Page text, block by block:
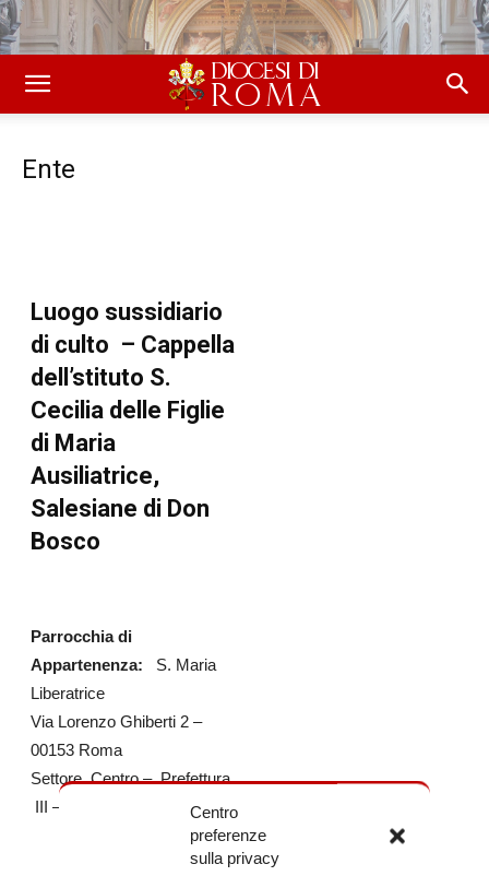
Centro
preferenze
sulla privacy
Ente
Luogo sussidiario
di culto – Cappella
dell’stituto S.
Cecilia delle Figlie
di Maria
Ausiliatrice,
Salesiane di Don
Bosco
Parrocchia di
Appartenenza: S. Maria
Liberatrice
Via Lorenzo Ghiberti 2 –
00153 Roma
Settore Centro – Prefettura
III – 1ºMunicipio – Ripa